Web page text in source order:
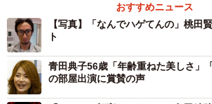
おすすめニュース
【写真】「なんでハゲてんの」桃田
ト
青田典子56歳「年齢重ねた美しさ」
の部屋出演に賞賛の声